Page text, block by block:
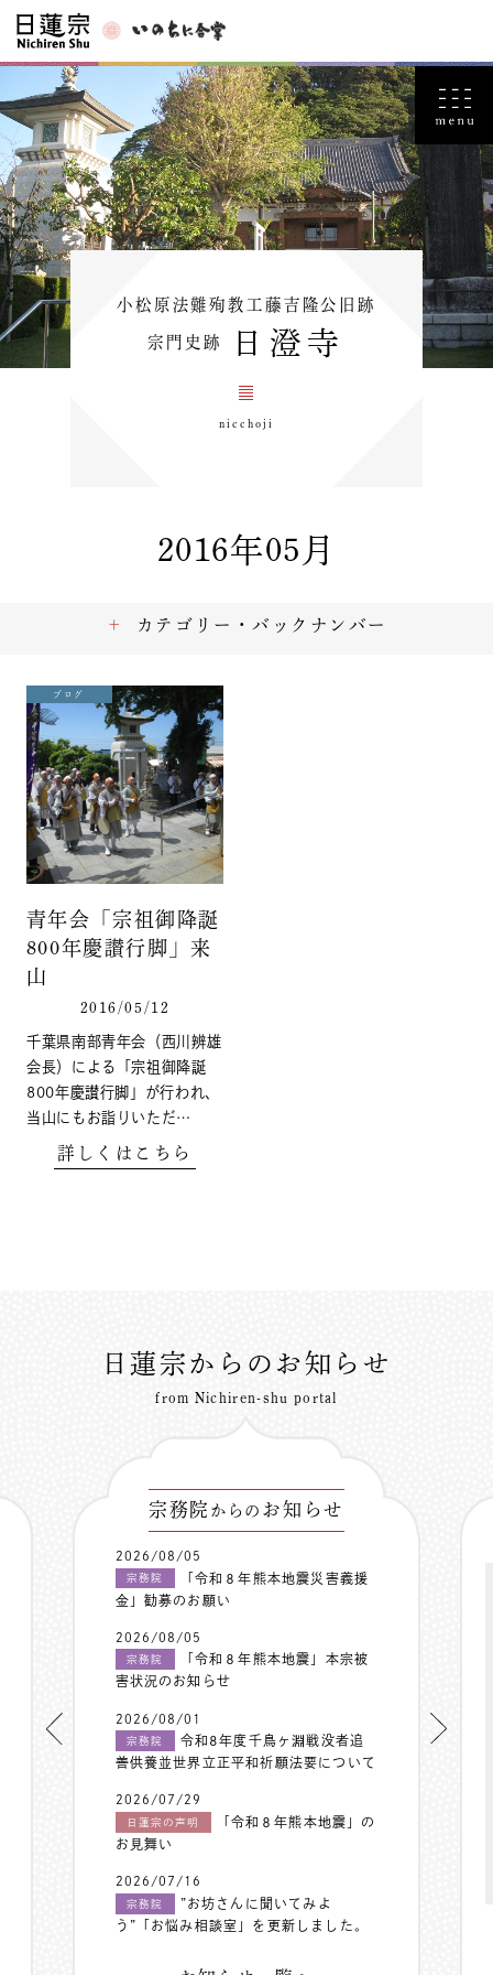
小松原法難殉教工藤吉隆公旧跡
宗門史跡 日澄寺
nicchoji
2016年05月
ブログ
青年会「宗祖御降誕
800年慶讃行脚」来
山
2016/05/12
千葉県南部青年会（西川辨雄
会長）による「宗祖御降誕
800年慶讃行脚」が行われ、
当山にもお詣りいただ…
詳しくはこちら
カテゴリー・バックナンバー
日蓮宗からのお知らせ
from Nichiren-shu portal
宗務院 からの お知らせ
2026/08/05
宗務院
「令和８年熊本地震災害義援
金」勧募のお願い
2026/08/05
宗務院
「令和８年熊本地震」本宗被
害状況のお知らせ
2026/08/01
宗務院
令和8年度千鳥ヶ淵戦没者追
善供養並世界立正平和祈願法要について
2026/07/29
日蓮宗の声明
「令和８年熊本地震」の
お見舞い
2026/07/16
宗務院
”お坊さんに聞いてみよ
う”「お悩み相談室」を更新しました。